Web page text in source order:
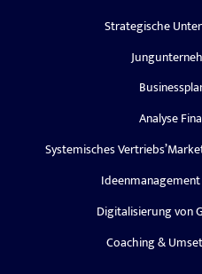
Strategische
Analyse
Systemisches
Digitalisierung von
Coaching &